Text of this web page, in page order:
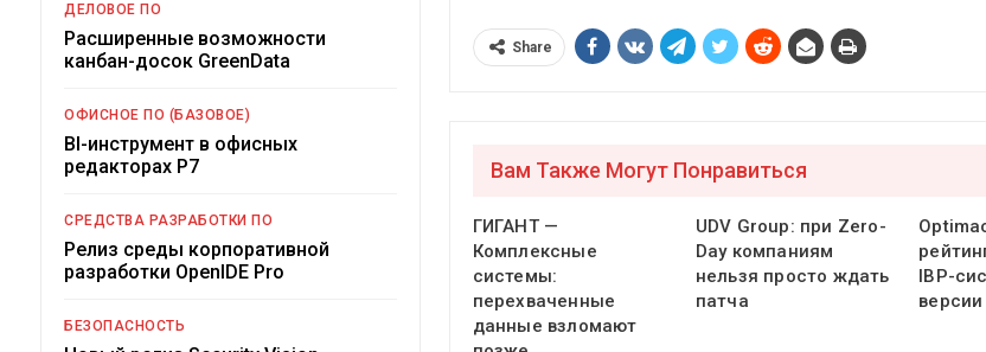
Share
Вам Также Могут Понравиться
ГИГАНТ —
Комплексные
системы:
перехваченные
данные взломают
UDV Group: при Zero-
Day компаниям
нельзя просто ждать
патча
IBP-
ДЕЛОВОЕ ПО
Расширенные возможности
канбан-досок GreenData
ОФИСНОЕ ПО (БАЗОВОЕ)
BI-инструмент в офисных
редакторах Р7
СРЕДСТВА РАЗРАБОТКИ ПО
Релиз среды корпоративной
разработки OpenIDE Pro
БЕЗОПАСНОСТЬ